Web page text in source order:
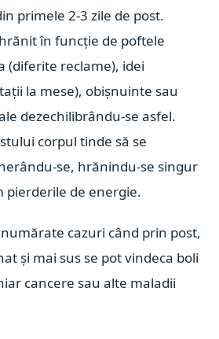
primele 2-3 zile de post.
în funcție de poftele
(diferite reclame), idei
la mese), obișnuinte sau
dezechilibrându-se asfel.
corpul tinde să se
se, hrănindu-se singur
pierderile de energie.
cazuri când prin post,
și mai sus se pot vindeca boli
cancere sau alte maladii